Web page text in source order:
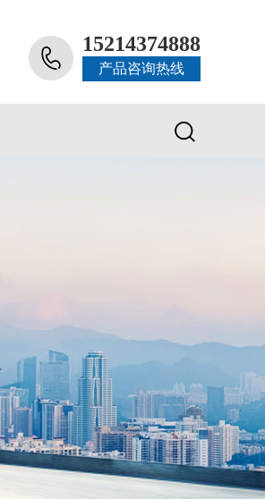
15214374888
产品咨询热线